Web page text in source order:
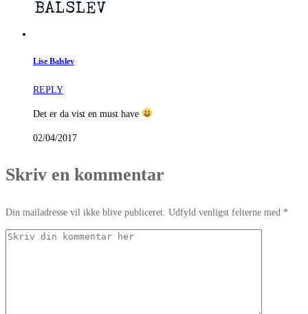
Lise Balslev
REPLY
Det er da vist en must have
02/04/2017
Skriv en kommentar
Din mailadresse vil ikke blive publiceret. Udfyld venligst felterne med *